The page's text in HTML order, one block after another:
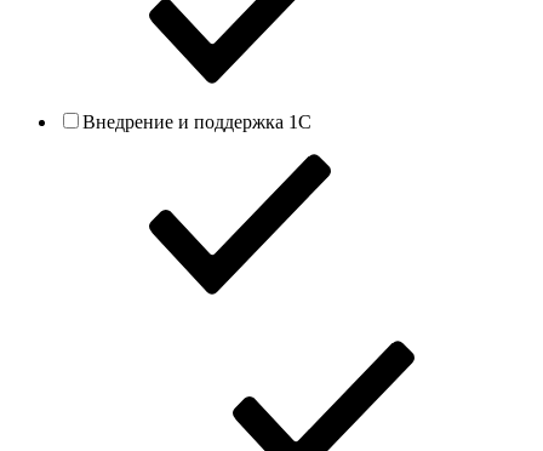
Внедрение и поддержка 1С